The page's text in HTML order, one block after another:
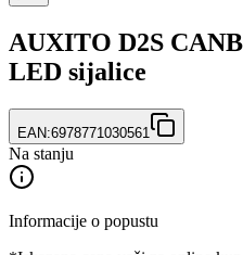
AUXITO D2S
LED sijalice
EAN:6978771030561
Na stanju
Informacije o popustu